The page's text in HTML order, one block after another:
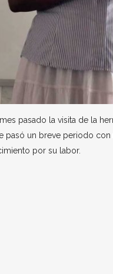
pasado la visita de la
pasó un breve periodo
por su labor.